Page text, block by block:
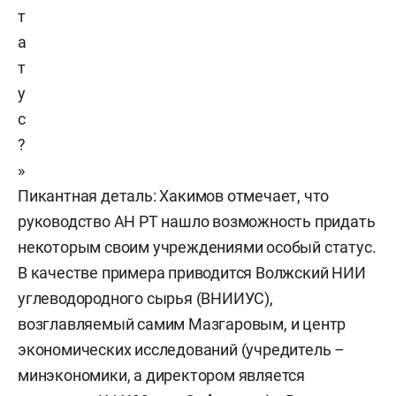
т
а
т
у
с
?
»
Пикантная деталь: Хакимов отмечает, что
руководство АН РТ нашло возможность придать
некоторым своим учреждениями особый статус.
В качестве примера приводится Волжский НИИ
углеводородного сырья (ВНИИУС),
возглавляемый самим Мазгаровым, и центр
экономических исследований (учредитель –
минэкономики, а директором является